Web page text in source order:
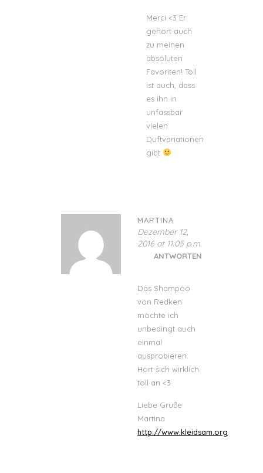
Merci <3 Er
gehört auch
zu meinen
absoluten
Favoriten! Toll
ist auch, dass
es ihn in
unfassbar
vielen
Duftvariationen
gibt
MARTINA
Dezember 12,
2016 at 11:05 p.m.
ANTWORTEN
Das Shampoo
von Redken
möchte ich
unbedingt auch
einmal
ausprobieren.
Hört sich wirklich
toll an <3
Liebe Grüße
Martina
http://www.kleidsam.org